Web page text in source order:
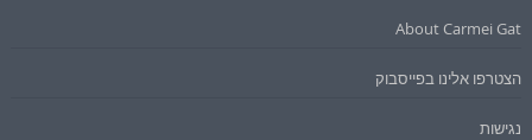
About Carmei Gat
הצטרפו אלינו בפייסבוק
נגישות